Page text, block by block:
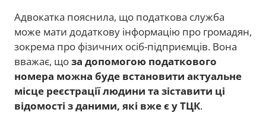
Адвокатка пояснила, що податкова служба
може мати додаткову інформацію про громадян,
зокрема про фізичних осіб-підприємців. Вона
вважає, щоза допомогою податкового
номера можна буде встановити актуальне
місце реєстрації людини та зіставити ці
відомості з даними, які вже є у ТЦК.